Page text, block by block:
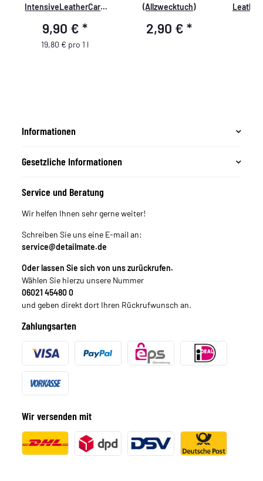
IntensiveLeatherCare
9,90 €*
19,80 € pro 1 l
(Allzwecktuch)
2,90 € *
Informationen
Gesetzliche Informationen
Service und Beratung
Wir helfen Ihnen sehr gerne weiter!
Schreiben Sie uns eine E-mail an:
service@detailmate.de
Oder lassen Sie sich von uns zurückrufen.
Wählen Sie hierzu unsere Nummer
06021 45480 0
und geben direkt dort Ihren Rückrufwunsch an.
Zahlungsarten
Wir versenden mit